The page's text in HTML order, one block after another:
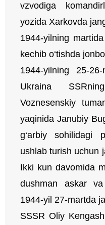
vzvodiga
yozida Xarkovda
1944-yilning
kechib o‘tishda
1944-yilning 25-
Ukraina
Voznesenskiy
yaqinida Janubiy
g‘arbiy sohilidagi
ushlab turish uchun
Ikki kun davomida
dushman askar
1944-yil 27-martda
SSSR Oliy